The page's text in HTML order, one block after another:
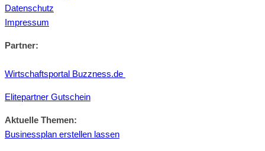
Datenschutz
Impressum
Partner:
Wirtschaftsportal Buzzness.de
Elitepartner Gutschein
Aktuelle Themen:
Businessplan erstellen lassen